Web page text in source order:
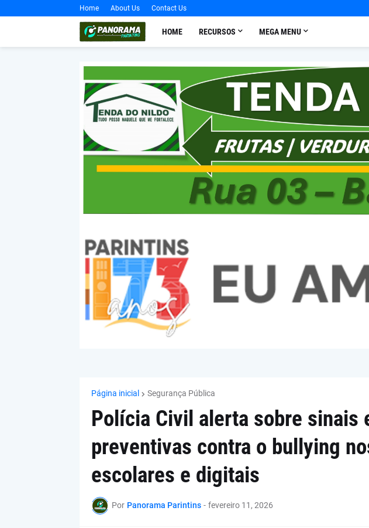
Home About Us Contact Us
HOME RECURSOS MEGA MENU
Página inicial Segurança Pública
Polícia Civil alerta sobre sinais
preventivas contra o bullying
escolares e digitais
Por Panorama Parintins - fevereiro 11, 2026